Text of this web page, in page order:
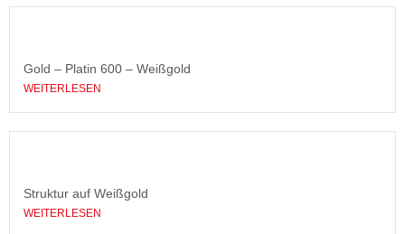
Gold – Platin 600 – Weißgold
WEITERLESEN
Struktur auf Weißgold
WEITERLESEN